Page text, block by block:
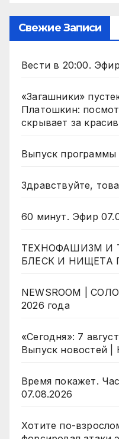
Свежие Записи
Вести в 20:00.
«Загашники»
Платошкин:
скрывает за
Выпуск программы
Здравствуйте,
60 минут. Эфир
ТЕХНОФАШИЗМ И
БЛЕСК И НИЩЕТА
NEWSROOM |
2026 года
«Сегодня»: 7
Выпуск новостей
Время покажет.
07.08.2026
Хотите по-